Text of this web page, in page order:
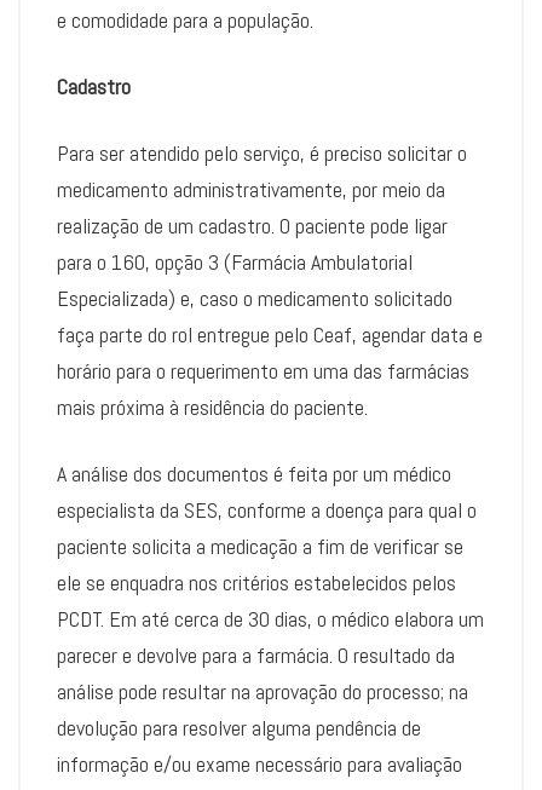
e comodidade para a população.
Cadastro
Para ser atendido pelo serviço, é preciso solicitar o
medicamento administrativamente, por meio da
realização de um cadastro. O paciente pode ligar
para o 160, opção 3 (Farmácia Ambulatorial
Especializada) e, caso o medicamento solicitado
faça parte do rol entregue pelo Ceaf, agendar data e
horário para o requerimento em uma das farmácias
mais próxima à residência do paciente.
A análise dos documentos é feita por um médico
especialista da SES, conforme a doença para qual o
paciente solicita a medicação a fim de verificar se
ele se enquadra nos critérios estabelecidos pelos
PCDT. Em até cerca de 30 dias, o médico elabora um
parecer e devolve para a farmácia. O resultado da
análise pode resultar na aprovação do processo; na
devolução para resolver alguma pendência de
informação e/ou exame necessário para avaliação